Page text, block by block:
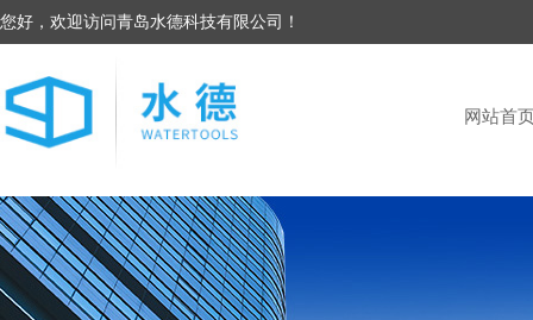
您好，欢迎访问青岛水德科技有限公司！
网站首